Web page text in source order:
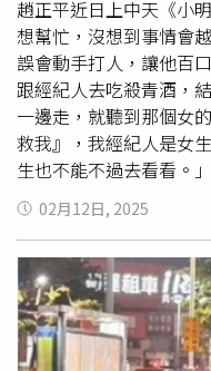
趙正平近日上中天《小
想幫忙，沒想到事情會
誤會動手打人，讓他百
跟經紀人去吃殺青酒，
一邊走，就聽到那個女
救我』，我經紀人是女
生也不能不過去看看。
對他出手：「他大手一
腳就摔倒，一摔那個拳
拉好，男的又再摔倒，
他上面，就以為是我打
真的百口莫辯。」不過
「原來他們在鬧的時候
都在錄影，就趕快跑來
02月12日, 2025